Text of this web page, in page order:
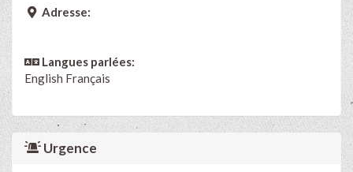
Adresse:
Langues parlées:
English Français
Urgence